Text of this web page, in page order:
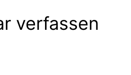
verfassen